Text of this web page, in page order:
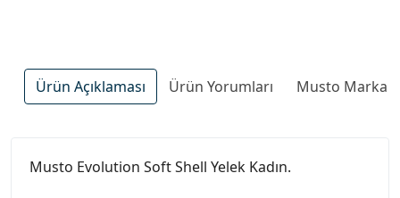
Ürün Açıklaması Ürün Yorumları Musto Marka
Musto Evolution Soft Shell Yelek Kadın.